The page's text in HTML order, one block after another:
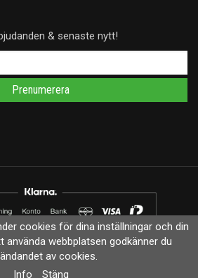
& senaste nytt!
Prenumerera
Wikinggruppen
cookies för dina inställningar och din
använda webbplatsen godkänner du
av cookies.
Info
Stäng